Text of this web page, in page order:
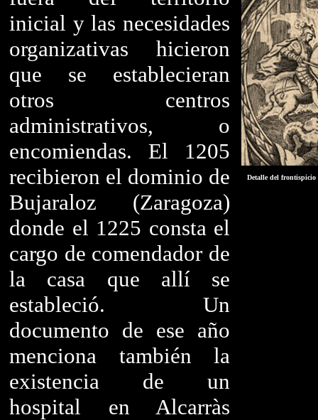
inicial y las necesidades
organizativas hicieron
que se establecieran
otros centros
administrativos, o
encomiendas. El 1205
recibieron el dominio de
Bujaraloz (Zaragoza)
donde el 1225 consta el
cargo de comendador de
la casa que allí se
estableció. Un
documento de ese año
menciona también la
existencia de un
hospital en Alcarràs
Detalle del